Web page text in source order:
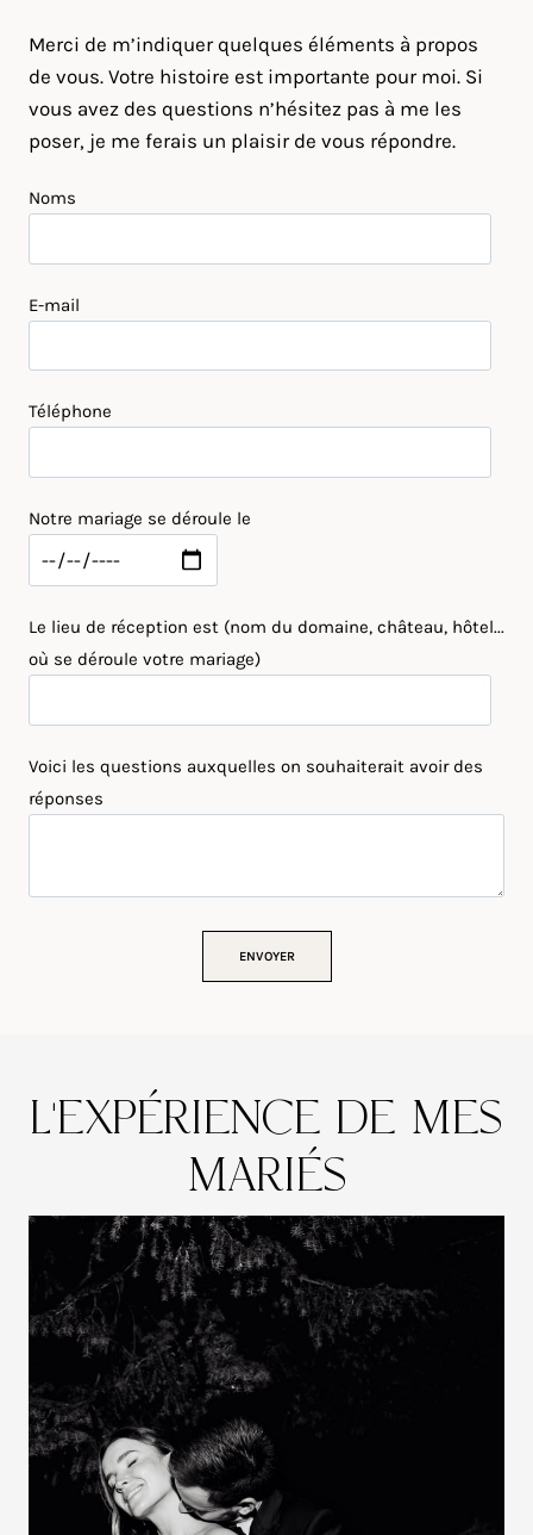
Merci de m’indiquer quelques éléments à propos
de vous. Votre histoire est importante pour moi. Si
vous avez des questions n’hésitez pas à me les
poser, je me ferais un plaisir de vous répondre.
Noms
E-mail
Téléphone
Notre mariage se déroule le
Le lieu de réception est (nom du domaine, château, hôtel...
où se déroule votre mariage)
Voici les questions auxquelles on souhaiterait avoir des
réponses
L’EXPÉRIENCE DE MES
MARIÉS